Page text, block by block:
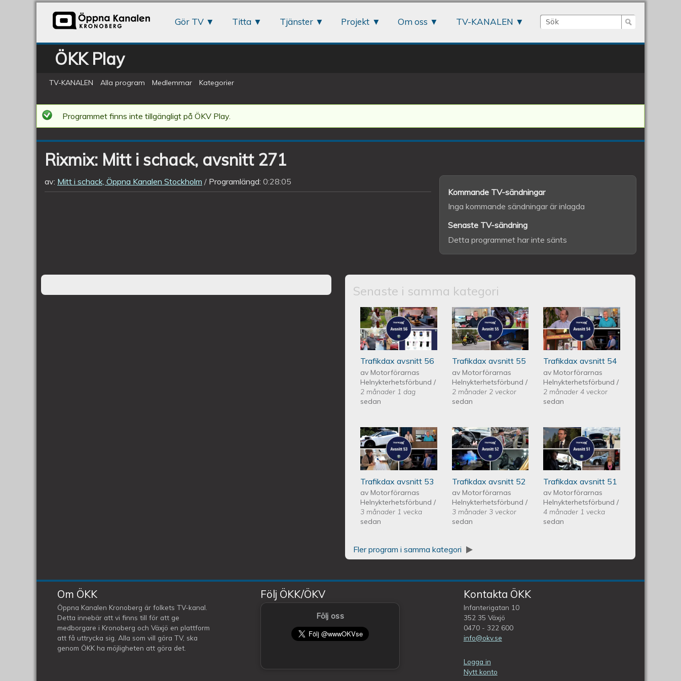
Sökformulär
Sök
Gör TV Titta Tjänster Projekt Om oss TV-KANALEN
ÖKK Play
TV-KANALEN Alla program Medlemmar Kategorier
Rixmix:
Mitt
i
schack,
avsnitt
Programmet finns inte tillgängligt på ÖKV Play.
Rixmix: Mitt i schack, avsnitt 271
av: Mitt i schack, Öppna Kanalen Stockholm Programlängd: 0:28:05
Kommande TV-sändningar
Inga kommande sändningar är inlagda
Senaste TV-sändning
Detta programmet har inte sänts
Senaste i samma kategori
Trafikdax - Avsnitt 56
Trafikdax avsnitt 56
av Motorförarnas
Helnykterhetsförbund/
2 månader 1 dag
sedan
Trafikdax - Avsnitt 55
Trafikdax avsnitt 55
av Motorförarnas
Helnykterhetsförbund /
2 månader 2 veckor
sedan
Trafikdax avsnitt
54
Trafikdax avsnitt 54
av Motorförarnas
Helnykterhetsförbund/
2 månader 4 veckor
sedan
Trafikdax - Avsnitt 53
Trafikdax avsnitt 53
av Motorförarnas
Helnykterhetsförbund/
3 månader 1 vecka
sedan
Trafikdax - Avsnitt 52
Trafikdax avsnitt 52
av Motorförarnas
Helnykterhetsförbund /
3 månader 3 veckor
sedan
Trafikdax -
Avsnitt 51
Trafikdax avsnitt 51
av Motorförarnas
Helnykterhetsförbund/
4 månader 1 vecka
sedan
Fler program i samma kategori
Om ÖKK
Öppna Kanalen Kronoberg är folkets TV-kanal.
Detta innebär att vi finns till för att ge
medborgare i Kronoberg och Växjö en plattform
att få uttrycka sig. Alla som vill göra TV, ska
genom ÖKK ha möjligheten att göra det.
Följ ÖKK/ÖKV
Följ oss
Kontakta ÖKK
Infanterigatan 10
352 35 Växjö
0470 - 322 600
info@okv.se
Logga in
Nytt konto